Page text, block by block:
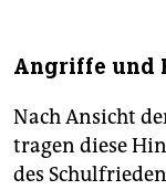
Angriffe und
Nach Ansicht
tragen diese
des